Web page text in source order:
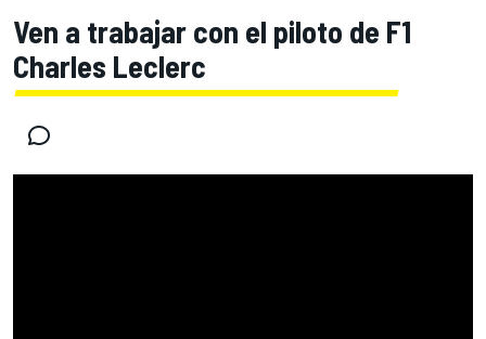
Ven a trabajar con el piloto de F1
Charles Leclerc